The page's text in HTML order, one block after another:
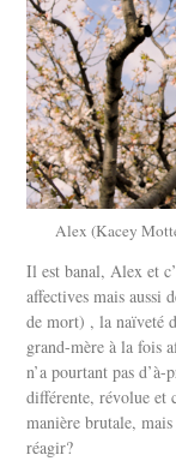
Alex (Kacey
Il est banal, Alex et
affectives mais aussi
de mort) , la naïveté
grand-mère à la fois
n’a pourtant pas
différente, révolue et
manière brutale,
réagir?